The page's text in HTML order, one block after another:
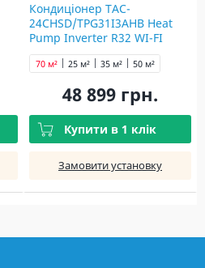
Кондиціонер TAC-
24CHSD/TPG31I3AHB Heat
Pump Inverter R32 WI-FI
25 м² 35 м² 50 м²
70 м²
48 899 грн.
Купити в 1 клік
Замовити установку